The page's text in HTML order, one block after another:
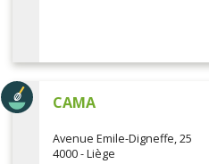
CAMA
Avenue Emile-Digneffe, 25
4000 - Liège